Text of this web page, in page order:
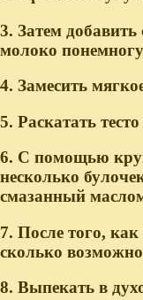
3. Затем
молоко
4. Замесить
5. Раскатать
6. С помощью
несколько
смазанный
7. После того,
сколько
8. Выпекать в